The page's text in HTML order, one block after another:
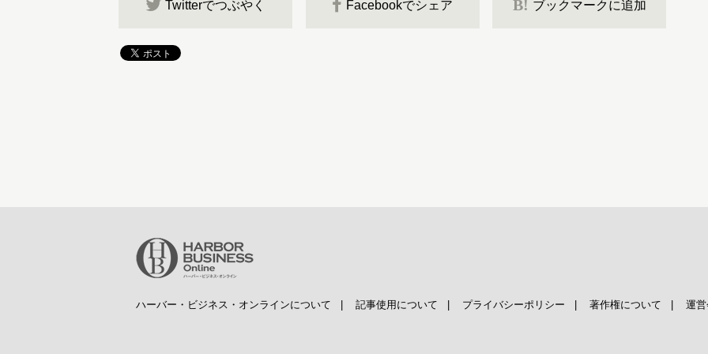
Twitterでつぶやく Facebookでシェア B! ブックマークに追加
ハーバー・ビジネス・オンラインについて 記事使用について プライバシーポリシー 著作権について 運